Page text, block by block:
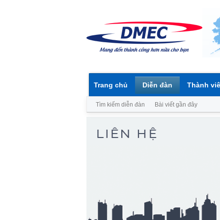
Trang chủ Diễn đàn
Tìm kiếm diễn đàn Bài viết gần đây
Thành